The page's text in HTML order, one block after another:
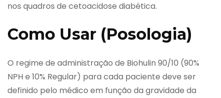
nos quadros de cetoacidose diabética.
Como Usar (Posologia)
O regime de administração de Biohulin 90/10 (90%
NPH e 10% Regular) para cada paciente deve ser
definido pelo médico em função da gravidade da